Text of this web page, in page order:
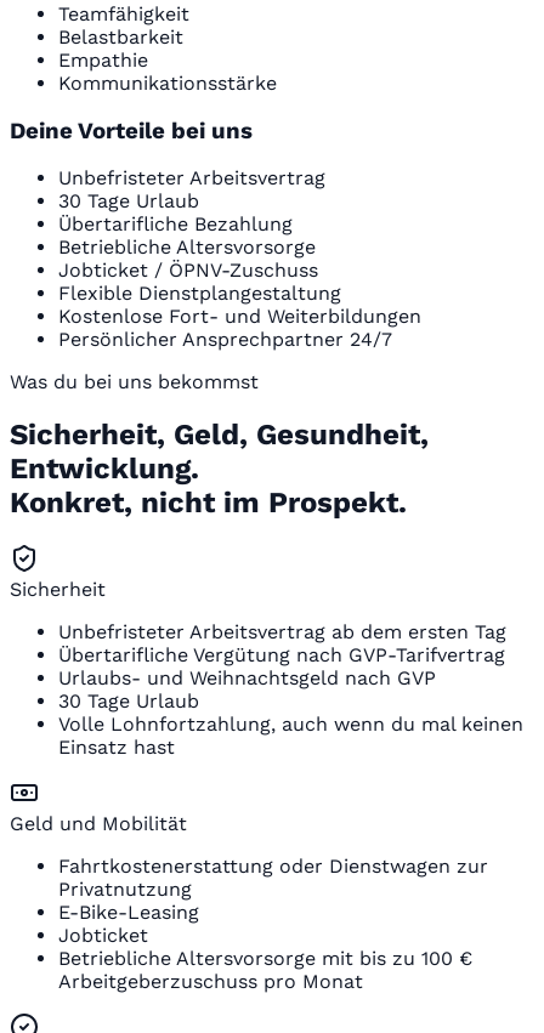
Teamfähigkeit
Belastbarkeit
Empathie
Kommunikationsstärke
Deine Vorteile bei uns
Unbefristeter Arbeitsvertrag
30 Tage Urlaub
Übertarifliche Bezahlung
Betriebliche Altersvorsorge
Jobticket / ÖPNV-Zuschuss
Flexible Dienstplangestaltung
Kostenlose Fort- und Weiterbildungen
Persönlicher Ansprechpartner 24/7
Was du bei uns bekommst
Sicherheit, Geld, Gesundheit,
Entwicklung.
Konkret, nicht im Prospekt.
Sicherheit
Unbefristeter Arbeitsvertrag ab dem ersten Tag
Übertarifliche Vergütung nach GVP-Tarifvertrag
Urlaubs- und Weihnachtsgeld nach GVP
30 Tage Urlaub
Volle Lohnfortzahlung, auch wenn du mal keinen
Einsatz hast
Geld und Mobilität
Fahrtkostenerstattung oder Dienstwagen zur
Privatnutzung
E-Bike-Leasing
Jobticket
Betriebliche Altersvorsorge mit bis zu 100 €
Arbeitgeberzuschuss pro Monat